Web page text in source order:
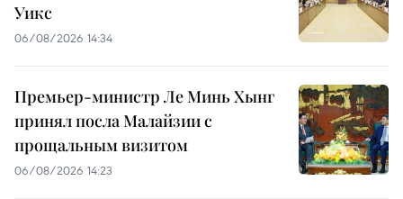
Уикс
06/08/2026 14:34
Премьер-министр Ле Минь Хынг
принял посла Малайзии с
прощальным визитом
06/08/2026 14:23